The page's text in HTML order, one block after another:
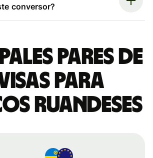
conversor?
pares de
para
ruandeses